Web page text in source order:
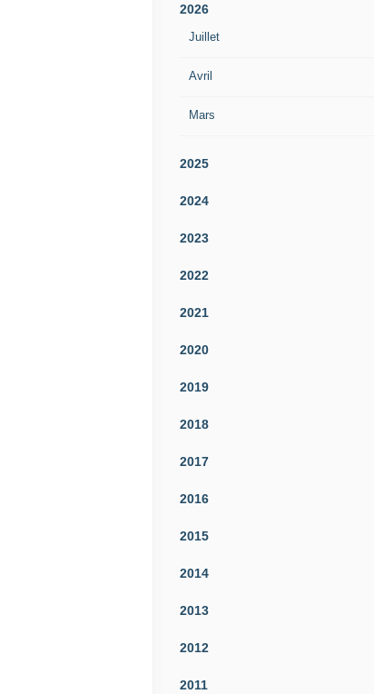
2026
Juillet
Avril
Mars
2025
2024
2023
2022
2021
2020
2019
2018
2017
2016
2015
2014
2013
2012
2011